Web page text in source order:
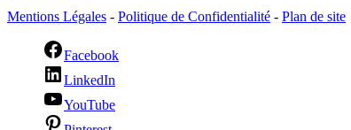
Mentions Légales - Politique de Confidentialité - Plan de site
Facebook
LinkedIn
YouTube